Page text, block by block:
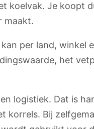
koelvak. Je koopt
maakt.
per land, winkel
het
logistiek. Dat is
korrels. Bij